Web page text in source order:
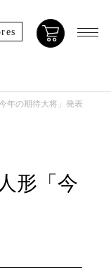
年の期待大将」発表
形「今